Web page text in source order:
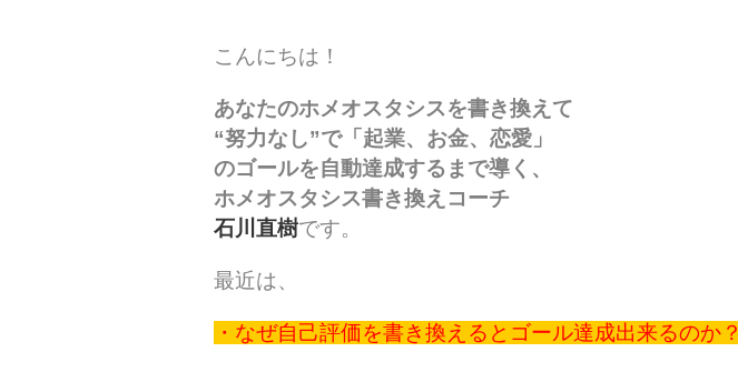
こんにちは！
あなたのホメオスタシスを書き換えて
“努力なし”で「起業、お金、恋愛」
のゴールを自動達成するまで導く、
ホメオスタシス書き換えコーチ
石川直樹です。
最近は、
・なぜ自己評価を書き換えるとゴール達成出来るのか？